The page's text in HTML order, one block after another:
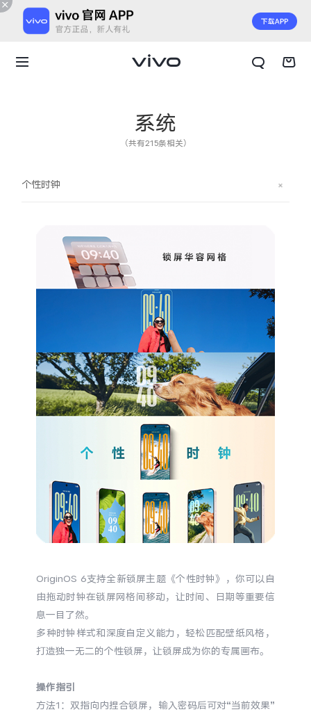
X300 E
X300 Ultra X300s
X300 Pro X300
S50 Pro mini
S30 Pro mini
Y600 Turbo Y600 Pro
Y6 Y60
iQOO Z11i iQOO 15T
iQOO Z11 iQOO Z11x
vivo 头戴降噪耳机
系统
（共有215条相关）
个性时钟
OriginOS 6支持全新锁屏主题《个性时钟》，你可以自
由拖动时钟在锁屏网格间移动，让时间、日期等重要信
息一目了然。
多种时钟样式和深度自定义能力，轻松匹配壁纸风格，
打造独一无二的个性锁屏，让锁屏成为你的专属画布。
操作指引
方法1：双指向内捏合锁屏，输入密码后可对“当前效果”